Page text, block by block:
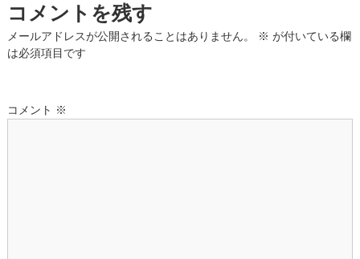
ビ
ゲ
シ
コメントを残す
メールアドレスが公開されることはありません。 ※ が付いている欄
は必須項目です
コメント ※